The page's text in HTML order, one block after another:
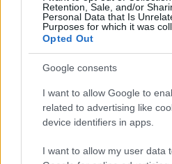
Retention, Sale, and/or
Personal Data that Is
Purposes for which it was
Opted Out
Google consents
I want to allow Google to
related to advertising like
device identifiers in apps.
I want to allow my user data